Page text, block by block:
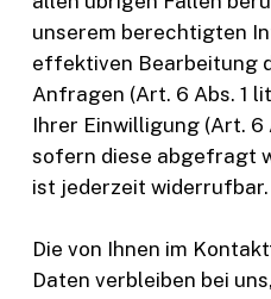
unserem berechtigten
effektiven Bearbeitung
Anfragen (Art. 6 Abs. 1
Ihrer Einwilligung (Art. 6
sofern diese abgefragt
ist jederzeit widerrufbar.
Die von Ihnen im
Daten verbleiben bei